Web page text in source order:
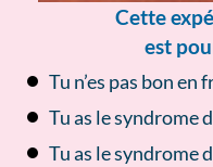
Cette
est
Tu n’es pas bon en
Tu as le syndrome
Tu as le syndrome